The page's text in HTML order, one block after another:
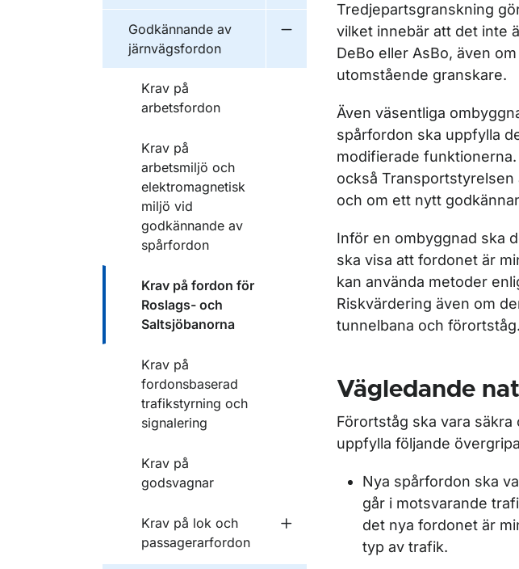
Godkännande av
järnvägsfordon
Undermeny för Godkännande av
Krav på
arbetsfordon
Krav på
arbetsmiljö och
elektromagnetisk
miljö vid
godkännande av
spårfordon
Krav på fordon för
Roslags- och
Saltsjöbanorna
Krav på
fordonsbaserad
trafikstyrning och
signalering
Krav på
godsvagnar
Krav på lok och
passagerarfordon
Undermeny för Krav på lok och
Tredjepartsgranskning
vilket innebär att det inte
DeBo eller AsBo, även
utomstående granskare.
Även väsentliga
spårfordon ska uppfylla
modifierade
också
och om ett nytt
Inför en ombyggnad ska
ska visa att fordonet är
kan använda metoder
Riskvärdering även om
tunnelbana och förortståg.
Vägledande
Förortståg ska vara
uppfylla följande
Nya spårfordon ska
går i motsvarande
det nya fordonet är
typ av trafik.